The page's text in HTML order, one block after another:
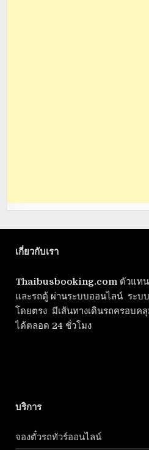
เกี่ยวกับเรา
Thaibusbooking.com ตัวแท
และรถตู้ ผ่านระบบออนไลน์ ระบ
โดยตรง มีเส้นทางเดินรถครอบค
ได้ตลอด 24 ชั่วโมง
บริการ
จองตั๋วรถทัวร์ออนไลน์